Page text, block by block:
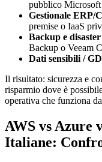
pubblico Microsoft
Gestionale ERP/
premise o IaaS
Backup e
Backup o Veeam
Dati sensibili /
Il risultato: sicurezza e
risparmio dove è
operativa che funziona
AWS vs Azure
Italiane: